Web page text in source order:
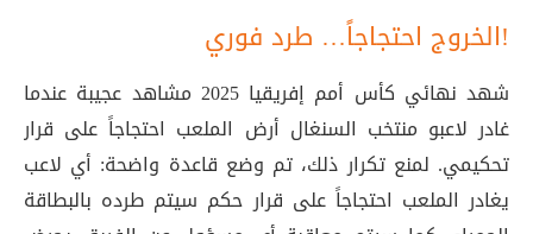
الخروج احتجاجاً… طرد فوري!
شهد نهائي كأس أمم إفريقيا 2025 مشاهد عجيبة عندما
غادر لاعبو منتخب السنغال أرض الملعب احتجاجاً على قرار
تحكيمي. لمنع تكرار ذلك، تم وضع قاعدة واضحة: أي لاعب
يغادر الملعب احتجاجاً على قرار حكم سيتم طرده بالبطاقة